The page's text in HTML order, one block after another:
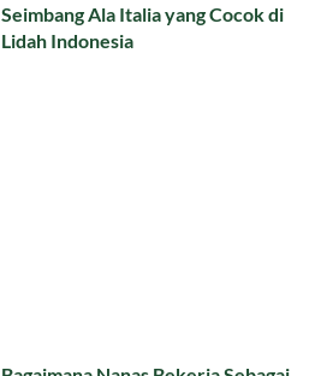
Seimbang Ala Italia yang Cocok di
Lidah Indonesia